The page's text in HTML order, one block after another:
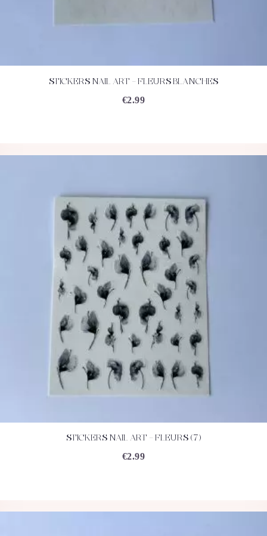
ACHETEZ DÉTAILS
STICKERS NAIL ART – FLEURS BLANCHES
€2.99
ACHETEZ DÉTAILS
STICKERS NAIL ART – FLEURS (7)
€2.99